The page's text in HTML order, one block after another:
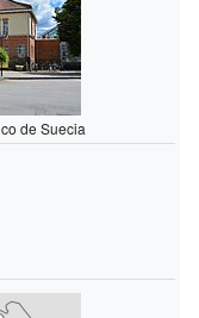
de Suecia